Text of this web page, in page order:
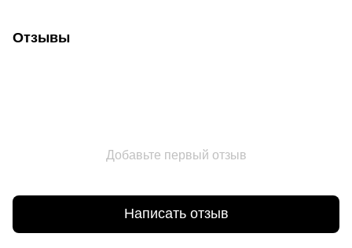
Отзывы
Добавьте первый отзыв
Написать отзыв